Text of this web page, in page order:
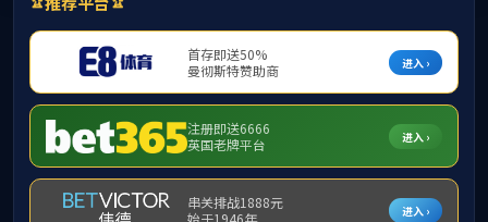
公司首页 机构概况 新闻中心 精品课程